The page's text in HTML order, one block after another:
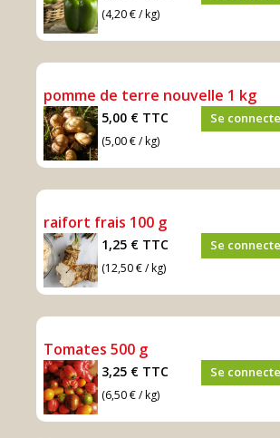
(4,20 € / kg)
pomme de terre nouvelle 1 kg
5,00 € TTC
(5,00 € / kg)
Se
raifort frais 100 g
1,25 € TTC
(12,50 € / kg)
Se
Tomates 500 g
3,25 € TTC
(6,50 € / kg)
Se